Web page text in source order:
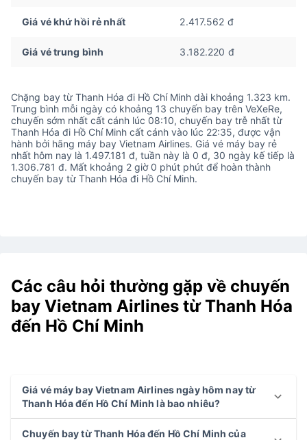
Giá vé khứ hồi rẻ nhất 2.417.562 đ
Giá vé trung bình 3.182.220 đ
Chặng bay từ Thanh Hóa đi Hồ Chí Minh dài khoảng 1.323 km.
Trung bình mỗi ngày có khoảng 13 chuyến bay trên VeXeRe,
chuyến sớm nhất cất cánh lúc 08:10, chuyến bay trễ nhất từ
Thanh Hóa đi Hồ Chí Minh cất cánh vào lúc 22:35, được vận
hành bởi hãng máy bay Vietnam Airlines. Giá vé máy bay rẻ
nhất hôm nay là 1.497.181 đ, tuần này là 0 đ, 30 ngày kế tiếp là
1.306.781 đ. Mất khoảng 2 giờ 0 phút phút để hoàn thành
chuyến bay từ Thanh Hóa đi Hồ Chí Minh.
Các câu hỏi thường gặp về chuyến
bay Vietnam Airlines từ Thanh Hóa
đến Hồ Chí Minh
Giá vé máy bay Vietnam Airlines ngày hôm nay từ
Thanh Hóa đến Hồ Chí Minh là bao nhiêu?
Chuyến bay từ Thanh Hóa đến Hồ Chí Minh của